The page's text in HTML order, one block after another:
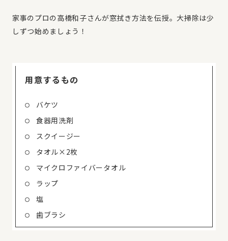
家事のプロの高橋和子さんが窓拭き方法を伝授。大掃除は少
しずつ始めましょう！
用意するもの
バケツ
食器用洗剤
スクイージー
タオル×2枚
マイクロファイバータオル
ラップ
塩
歯ブラシ